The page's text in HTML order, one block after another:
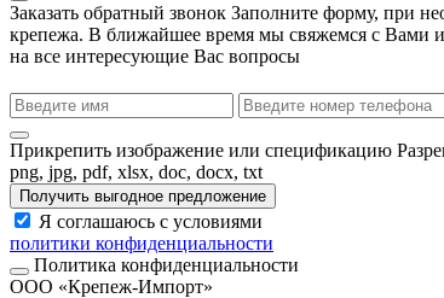
Заказать обратный звонок Заполните форму, при
крепежа. В ближайшее время мы свяжемся с Вами
на все интересующие Вас вопросы
Прикрепить изображение или спецификацию
png, jpg, pdf, xlsx, doc, docx, txt
Получить выгодное предложение
Я соглашаюсь с условиями
политики конфиденциальности
Политика конфиденциальности
ООО «Крепеж-Импорт»